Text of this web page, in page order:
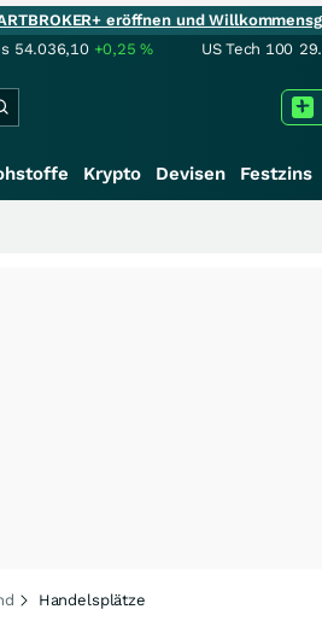
eröffnen und
54.036,10 +0,25% US Tech 100
Krypto Devisen Festzins
Handelsplätze